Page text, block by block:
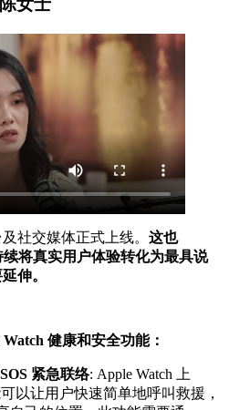
陈女士
社交媒体正式上线。 这也
将真实用户体验转化为最具说
伸。
健康和安全功能：
紧急联络: Apple Watch 上
以让用户快速简单地呼叫救援，